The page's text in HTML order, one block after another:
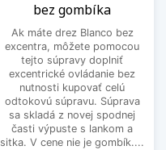
bez gombíka
Ak máte drez Blanco bez
excentra, môžete pomocou
tejto súpravy doplniť
excentrické ovládanie bez
nutnosti kupovať celú
odtokovú súpravu. Súprava
sa skladá z novej spodnej
časti výpuste s lankom a
sitka. V cene nie je gombík....